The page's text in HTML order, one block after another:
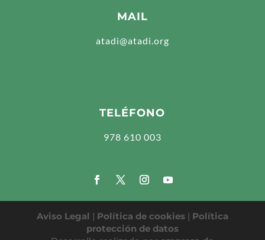
MAIL
atadi@atadi.org
TELÉFONO
978 610 003
Aviso Legal | Política de cookies| Política
protección de datos